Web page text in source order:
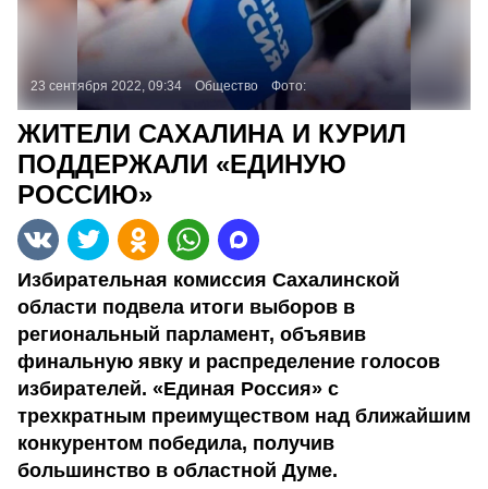
23 сентября 2022, 09:34 Общество Фото:
ЖИТЕЛИ САХАЛИНА И КУРИЛ
ПОДДЕРЖАЛИ «ЕДИНУЮ
РОССИЮ»
Избирательная комиссия Сахалинской
области подвела итоги выборов в
региональный парламент, объявив
финальную явку и распределение голосов
избирателей. «Единая Россия» с
трехкратным преимуществом над ближайшим
конкурентом победила, получив
большинство в областной Думе.